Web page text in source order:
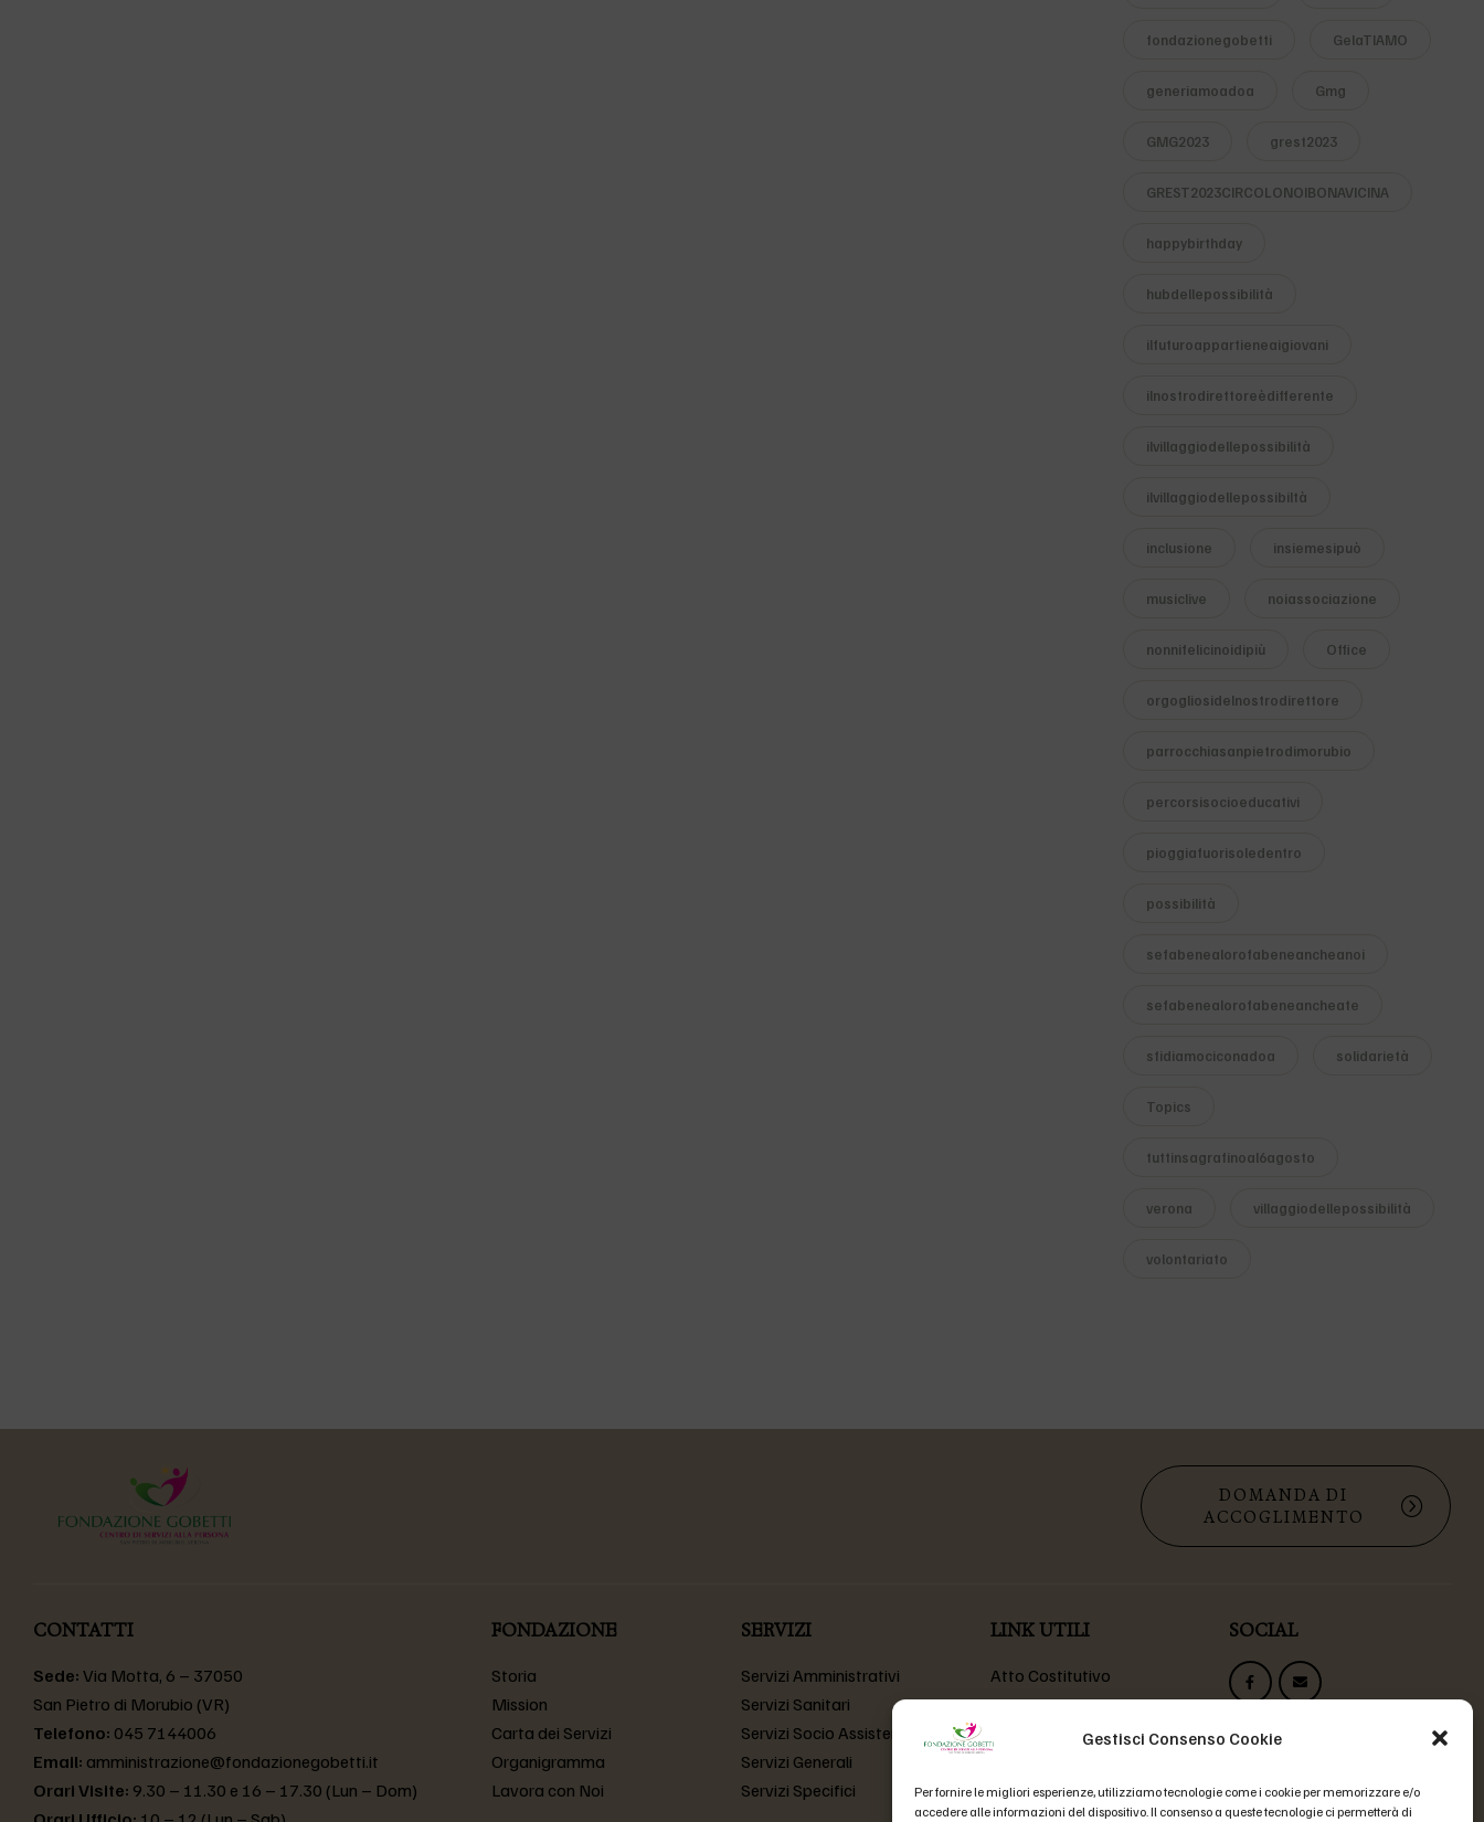
Gestisci Consenso Cookie
Per fornire le migliori esperienze, utilizziamo tecnologie come i cookie per memorizzare e/o
accedere alle informazioni del dispositivo. Il consenso a queste tecnologie ci permetterà di
fondazionegobetti GelaTIAMO
generiamoadoa Gmg
GMG2023 grest2023
GREST2023CIRCOLONOIBONAVICINA
happybirthday
hubdellepossibilità
ilfuturoappartieneaigiovani
ilnostrodirettoreèdifferente
ilvillaggiodellepossibilità
ilvillaggiodellepossibiltà
inclusione insiemesipuò
musiclive noiassociazione
nonnifelicinoidipiù Office
orgogliosidelnostrodirettore
parrocchiasanpietrodimorubio
percorsisocioeducativi
pioggiafuorisoledentro
possibilità
sefabenealorofabeneancheanoi
sefabenealorofabeneancheate
sfidiamociconadoa solidarietà
Topics
tuttinsagrafinoal6agosto
verona villaggiodellepossibilità
volontariato
DOMANDA DI
ACCOGLIMENTO
CONTATTI
Sede: Via Motta, 6 – 37050
San Pietro di Morubio (VR)
Telefono: 045 7144006
Email: amministrazione@fondazionegobetti.it
Orari Visite: 9.30 – 11.30 e 16 – 17.30 (Lun – Dom)
FONDAZIONE
Storia
Mission
Carta dei Servizi
Organigramma
Lavora con Noi
SERVIZI
Servizi Amministrativi
Servizi Sanitari
Servizi Socio Assistenziali
Servizi Generali
Servizi Specifici
LINK UTILI
Atto Costitutivo
Statuto Fondazione
Codice Etico
SOCIAL